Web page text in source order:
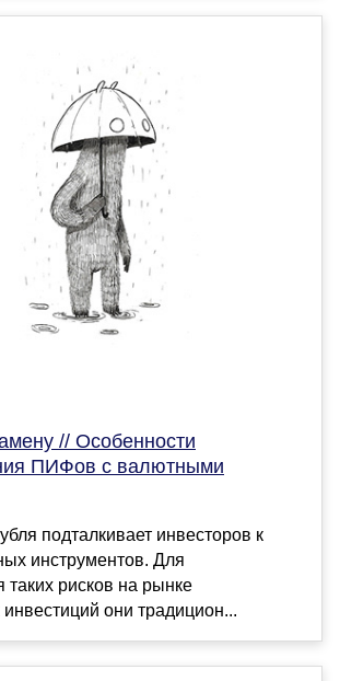
// Особенности
ПИФов с валютными
подталкивает инвесторов к
инструментов. Для
таких рисков на рынке
они традицион...